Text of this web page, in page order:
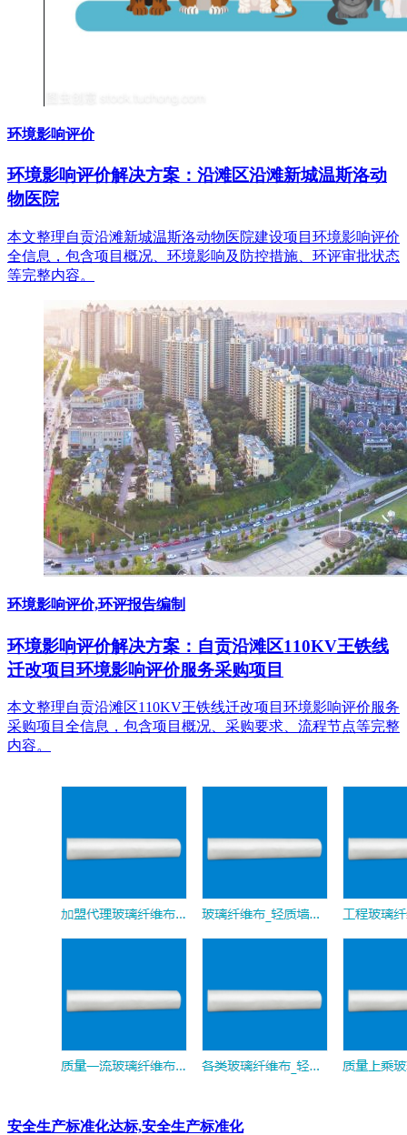
环境影响评价
环境影响评价解决方案：沿滩区沿滩新城温斯洛动
物医院
本文整理自贡沿滩新城温斯洛动物医院建设项目环境影响评价
全信息，包含项目概况、环境影响及防控措施、环评审批状态
等完整内容。
环境影响评价,环评报告编制
环境影响评价解决方案：自贡沿滩区110KV王铁线
迁改项目环境影响评价服务采购项目
本文整理自贡沿滩区110KV王铁线迁改项目环境影响评价服务
采购项目全信息，包含项目概况、采购要求、流程节点等完整
内容。
安全生产标准化达标,安全生产标准化